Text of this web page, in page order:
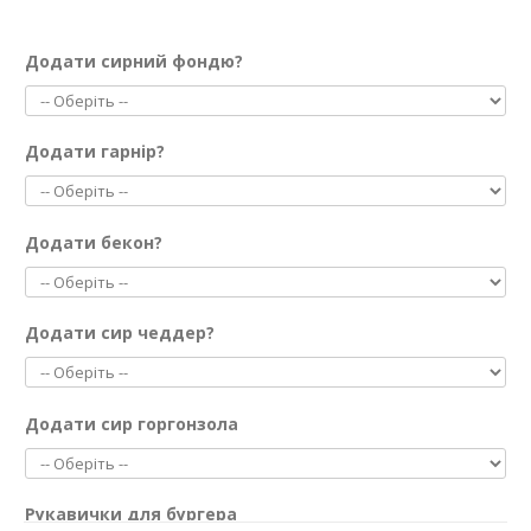
Додати сирний фондю?
Додати гарнір?
Додати бекон?
Додати сир чеддер?
Додати сир горгонзола
Рукавички для бургера